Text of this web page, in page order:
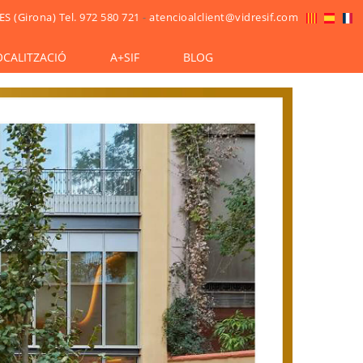
(Girona) Tel. 972 580 721 -atencioalclient@vidresif.com
A+SIF BLOG